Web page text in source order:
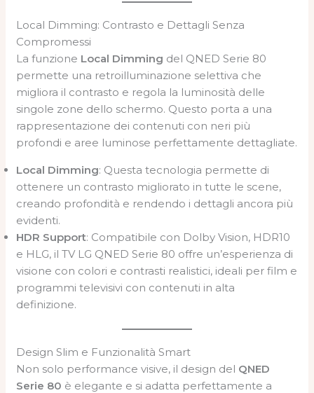
Local Dimming: Contrasto e Dettagli Senza
Compromessi
La funzione Local Dimming del QNED Serie 80
permette una retroilluminazione selettiva che
migliora il contrasto e regola la luminosità delle
singole zone dello schermo. Questo porta a una
rappresentazione dei contenuti con neri più
profondi e aree luminose perfettamente dettagliate.
Local Dimming: Questa tecnologia permette di
ottenere un contrasto migliorato in tutte le scene,
creando profondità e rendendo i dettagli ancora più
evidenti.
HDR Support: Compatibile con Dolby Vision, HDR10
e HLG, il TV LG QNED Serie 80 offre un’esperienza di
visione con colori e contrasti realistici, ideali per film e
programmi televisivi con contenuti in alta
definizione.
Design Slim e Funzionalità Smart
Non solo performance visive, il design del QNED
Serie 80 è elegante e si adatta perfettamente a